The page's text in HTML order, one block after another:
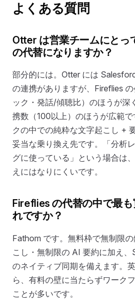
よくある質問
Otter は営業チームにとっ
の代替になりますか？
部分的には。Otter には
の連携がありますが、Fireflies
ック・発話/傾聴比）のほうが深
携数（100以上）のほうが広範
クの中での純粋な文字起こし +
妥当な乗り換え先です。「分析
グに使っている」という場合は
えにはなりにくいです。
Fireflies の代替の中で最
れですか？
Fathom です。無料枠で無制限
こし・無制限の AI 要約に加え
のネイティブ同期を備えます。
ら、有料の壁に当たらずワーク
ことが多いです。